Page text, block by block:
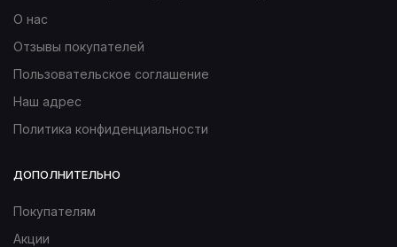
О нас
Отзывы покупателей
Пользовательское соглашение
Наш адрес
Политика конфиденциальности
ДОПОЛНИТЕЛЬНО
Покупателям
Акции